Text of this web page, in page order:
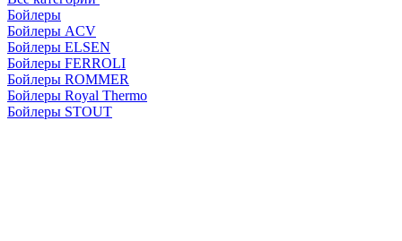
Бойлеры
Бойлеры ACV
Бойлеры ELSEN
Бойлеры FERROLI
Бойлеры ROMMER
Бойлеры Royal Thermo
Бойлеры STOUT